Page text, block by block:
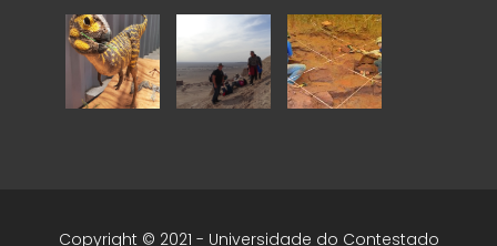
Copyright © 2021 - Universidade do Contestado